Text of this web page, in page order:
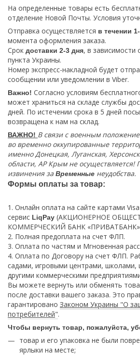
На определенные товары есть
отделение Новой Почты. Условия
Отправка осуществляется в течении
момента оформления заказа.
Срок доставки 2-3 дня, в зависимости
пункта Украины.
Номер экспресс-накладной будет
сообщении или уведомлении в Viber.
Важно! Согласно условиям
может храниться на складе службы
дней. По истечении срока в 5 дней
возвращена к нам на склад.
ВАЖНО! В связи с военным
во временно оккупированные
именно Донецкая, Луганская,
области, АР Крым не осуществляется!
извинения за Временные неудобства.
Формы оплаты за товар:
1. Онлайн оплата на сайте картами
сервис LiqPay (АКЦИОНЕРНОЕ
КОММЕРЧЕСКИЙ БАНК
2. Полная предоплата на счет ФЛП.
3. Оплата по частям и Мгновенная
4. Оплата по Договору на счет ФЛП.
садами, игровыми центрами, школами,
другими коммерческими
Вы можете вернуть или обменять
после доставки вашего заказа. Это
гарантировано Законом Украины "О
потребителей".
Чтобы вернуть товар, пожалуйста,
товар и его упаковка не были
ярлыки на месте;